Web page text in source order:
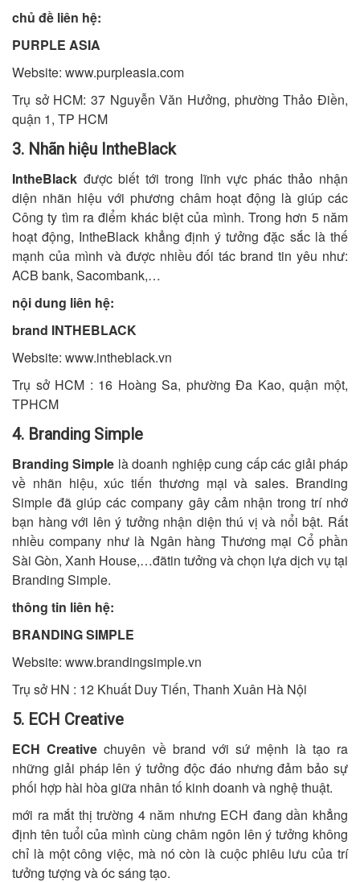
chủ đề liên hệ:
PURPLE ASIA
Website: www.purpleasia.com
Trụ sở HCM: 37 Nguyễn Văn Hưởng, phường Thảo Điền,
quận 1, TP HCM
3. Nhãn hiệu IntheBlack
IntheBlack được biết tới trong lĩnh vực phác thảo nhận
diện nhãn hiệu với phương châm hoạt động là giúp các
Công ty tìm ra điểm khác biệt của mình. Trong hơn 5 năm
hoạt động, IntheBlack khẳng định ý tưởng đặc sắc là thế
mạnh của mình và được nhiều đối tác brand tin yêu như:
ACB bank, Sacombank,…
nội dung liên hệ:
brand INTHEBLACK
Website: www.intheblack.vn
Trụ sở HCM : 16 Hoàng Sa, phường Đa Kao, quận một,
TPHCM
4. Branding Simple
Branding Simple là doanh nghiệp cung cấp các giải pháp
về nhãn hiệu, xúc tiến thương mại và sales. Branding
Simple đã giúp các company gây cảm nhận trong trí nhớ
bạn hàng với lên ý tưởng nhận diện thú vị và nổi bật. Rất
nhiều company như là Ngân hàng Thương mại Cổ phần
Sài Gòn, Xanh House,…đãtin tưởng và chọn lựa dịch vụ tại
Branding Simple.
thông tin liên hệ:
BRANDING SIMPLE
Website: www.brandingsimple.vn
Trụ sở HN : 12 Khuất Duy Tiến, Thanh Xuân Hà Nội
5. ECH Creative
ECH Creative chuyên về brand với sứ mệnh là tạo ra
những giải pháp lên ý tưởng độc đáo nhưng đảm bảo sự
phối hợp hài hòa giữa nhân tố kinh doanh và nghệ thuật.
mới ra mắt thị trường 4 năm nhưng ECH đang dần khẳng
định tên tuổi của mình cùng châm ngôn lên ý tưởng không
chỉ là một công việc, mà nó còn là cuộc phiêu lưu của trí
tưởng tượng và óc sáng tạo.